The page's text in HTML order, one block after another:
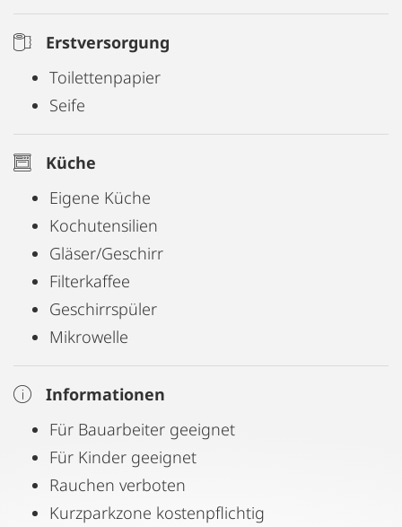
Erstversorgung
Toilettenpapier
Seife
Küche
Eigene Küche
Kochutensilien
Gläser/Geschirr
Filterkaffee
Geschirrspüler
Mikrowelle
Informationen
Für Bauarbeiter geeignet
Für Kinder geeignet
Rauchen verboten
Kurzparkzone kostenpflichtig